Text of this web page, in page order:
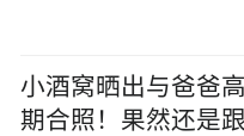
小酒窝晒出与爸爸
期合照！果然还是